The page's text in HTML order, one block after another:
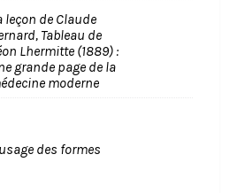
leçon de Claude
Tableau de
Lhermitte (1889) :
grande page de la
moderne
des formes